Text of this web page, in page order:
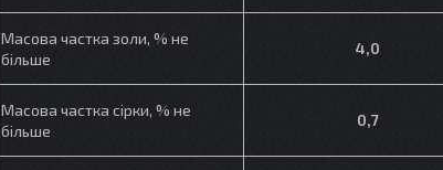
Масова частка золи, % не
більше
4,0
Масова частка сірки, % не
більше
0,7